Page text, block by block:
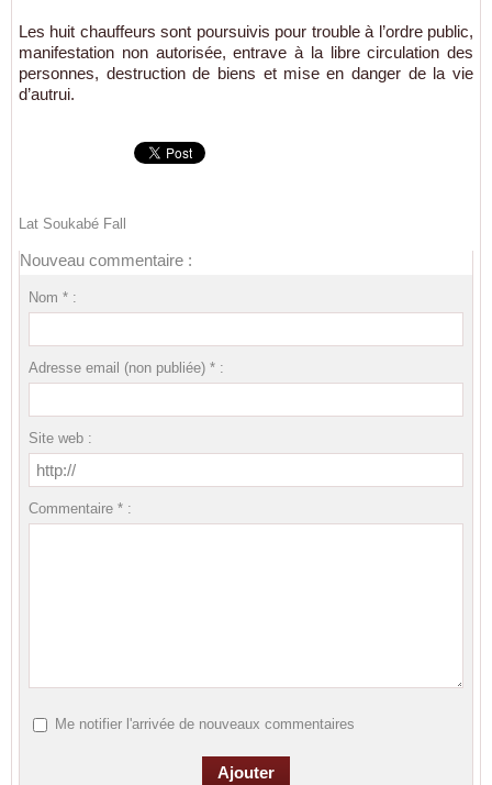
Les huit chauffeurs sont poursuivis pour trouble à l’ordre public,
manifestation non autorisée, entrave à la libre circulation des
personnes, destruction de biens et mise en danger de la vie
d’autrui.
Lat Soukabé Fall
Nouveau commentaire :
Nom * :
Adresse email (non publiée) * :
Site web :
Commentaire * :
Me notifier l'arrivée de nouveaux commentaires